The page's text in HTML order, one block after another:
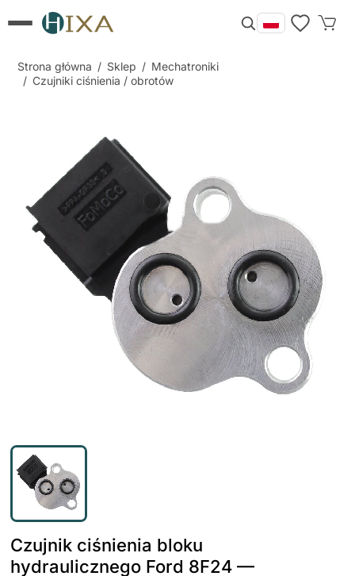
Strona główna / Sklep / Mechatroniki
/ Czujniki ciśnienia / obrotów
Czujnik ciśnienia bloku
hydraulicznego Ford 8F24 —